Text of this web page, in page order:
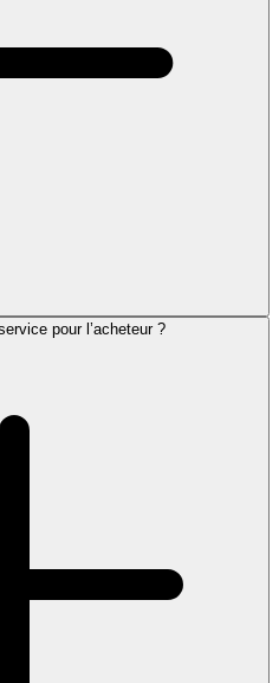
pour l’acheteur ?